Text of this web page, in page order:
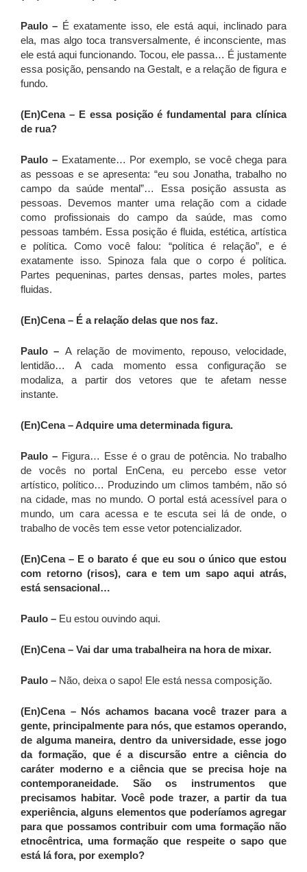
Paulo – É exatamente isso, ele está aqui, inclinado para
ela, mas algo toca transversalmente, é inconsciente, mas
ele está aqui funcionando. Tocou, ele passa… É justamente
essa posição, pensando na Gestalt, e a relação de figura e
fundo.
(En)Cena – E essa posição é fundamental para clínica
de rua?
Paulo –Exatamente… Por exemplo, se você chega para
as pessoas e se apresenta: “eu sou Jonatha, trabalho no
campo da saúde mental”… Essa posição assusta as
pessoas. Devemos manter uma relação com a cidade
como profissionais do campo da saúde, mas como
pessoas também. Essa posição é fluida, estética, artística
e política. Como você falou: “política é relação”, e é
exatamente isso. Spinoza fala que o corpo é política.
Partes pequeninas, partes densas, partes moles, partes
fluidas.
(En)Cena – É a relação delas que nos faz.
Paulo – A relação de movimento, repouso, velocidade,
lentidão… A cada momento essa configuração se
modaliza, a partir dos vetores que te afetam nesse
instante.
(En)Cena – Adquire uma determinada figura.
Paulo –Figura… Esse é o grau de potência. No trabalho
de vocês no portal EnCena, eu percebo esse vetor
artístico, político… Produzindo um climos também, não só
na cidade, mas no mundo. O portal está acessível para o
mundo, um cara acessa e te escuta sei lá de onde, o
trabalho de vocês tem esse vetor potencializador.
(En)Cena – E o barato é que eu sou o único que estou
com retorno (risos), cara e tem um sapo aqui atrás,
está sensacional…
Paulo – Eu estou ouvindo aqui.
(En)Cena – Vai dar uma trabalheira na hora de mixar.
Paulo – Não, deixa o sapo! Ele está nessa composição.
(En)Cena – Nós achamos bacana você trazer para a
gente, principalmente para nós, que estamos operando,
de alguma maneira, dentro da universidade, esse jogo
da formação, que é a discursão entre a ciência do
caráter moderno e a ciência que se precisa hoje na
contemporaneidade. São os instrumentos que
precisamos habitar. Você pode trazer, a partir da tua
experiência, alguns elementos que poderíamos agregar
para que possamos contribuir com uma formação não
etnocêntrica, uma formação que respeite o sapo que
está lá fora, por exemplo?